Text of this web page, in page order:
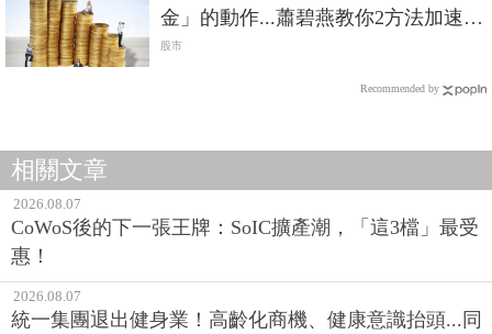
金」的動作...蕭碧燕教你2方法加速累
積資產
股市
Recommended by
相關文章
2026.08.07
CoWoS後的下一張王牌：SoIC擴產潮，「這3檔」最受
惠！
2026.08.07
統一集團退出健身業！高齡化商機、健康意識抬頭...同